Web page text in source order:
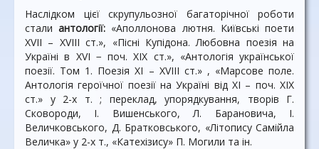
Наслідком цієї скрупульозної багаторічної роботи
стали антології: «Аполлонова лютня. Київські поети
ХVІІ – ХVІІІ ст.», «Пісні Купідона. Любовна поезія на
Україні в ХVІ − поч. ХІХ ст.», «Антологія української
поезії. Том 1. Поезія ХІ – ХVІІІ ст.» , «Марсове поле.
Антологія героїчної поезії на Україні від ХІ – поч. ХІХ
ст.» у 2-х т. ; переклад, упорядкування, творів Г.
Сковороди, І. Вишенського, Л. Барановича, І.
Величковського, Д. Братковського, «Літопису Самійла
Величка» у 2-х т., «Катехізису» П. Могили та ін.